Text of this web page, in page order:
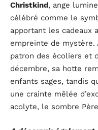
Christkind, ange
célébré comme le
apportant les cadeaux
empreinte de mystère.
patron des écoliers et
décembre, sa hotte
enfants sages, tandis
une crainte mêlée
acolyte, le sombre